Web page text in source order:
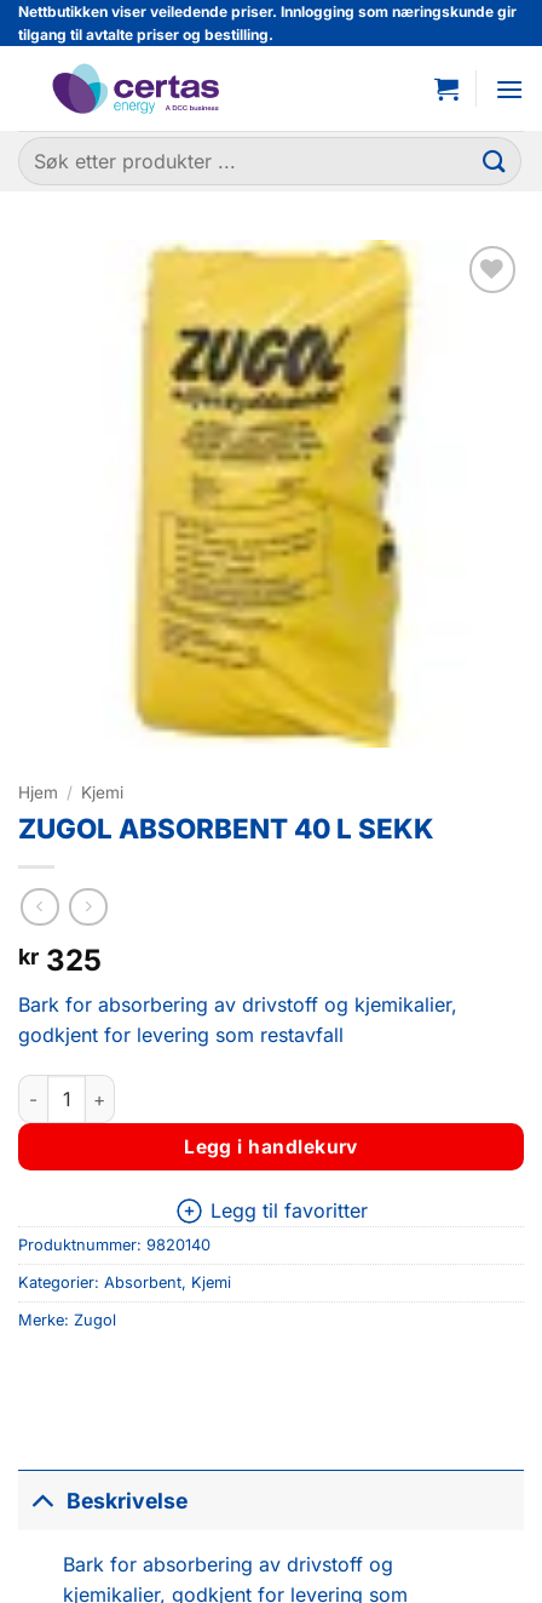
Skip
to
content
Nettbutikken viser veiledende priser. Innlogging som næringskunde gir
tilgang til avtalte priser og bestilling.
Søk
etter:
Hjem / Kjemi
ZUGOL ABSORBENT 40 L SEKK
kr 325
Bark for absorbering av drivstoff og kjemikalier,
godkjent for levering som restavfall
ZUGOL ABSORBENT 40 L SEKK antall
Legg i handlekurv
Legg til favoritter
Produktnummer: 9820140
Kategorier: Absorbent, Kjemi
Merke: Zugol
Beskrivelse
Bark for absorbering av drivstoff og
kjemikalier, godkjent for levering som